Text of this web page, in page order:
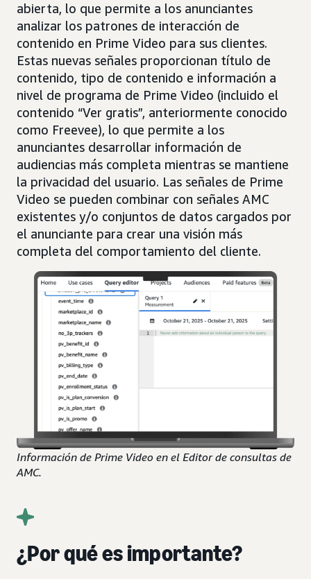
abierta, lo que permite a los anunciantes
analizar los patrones de interacción de
contenido en Prime Video para sus clientes.
Estas nuevas señales proporcionan título de
contenido, tipo de contenido e información a
nivel de programa de Prime Video (incluido el
contenido “Ver gratis”, anteriormente conocido
como Freevee), lo que permite a los
anunciantes desarrollar información de
audiencias más completa mientras se mantiene
la privacidad del usuario. Las señales de Prime
Video se pueden combinar con señales AMC
existentes y/o conjuntos de datos cargados por
el anunciante para crear una visión más
completa del comportamiento del cliente.
Información de Prime Video en el Editor de consultas de
AMC.
¿Por qué es importante?